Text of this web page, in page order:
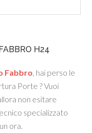
H24
Fabbro, hai perso le
Porte ? Vuoi
non esitare
specializzato
ora.